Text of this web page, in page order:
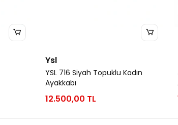
Ysl
YSL 716 Siyah Topuklu Kadın
Ayakkabı
12.500,00 TL